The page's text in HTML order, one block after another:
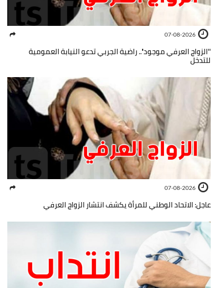
07-08-2026
''الزواج العرفي موجود''.. راضية الجربي تدعو النيابة العمومية
للتدخل
07-08-2026
عاجل: الاتحاد الوطني للمرأة يكشف انتشار الزواج العرفي